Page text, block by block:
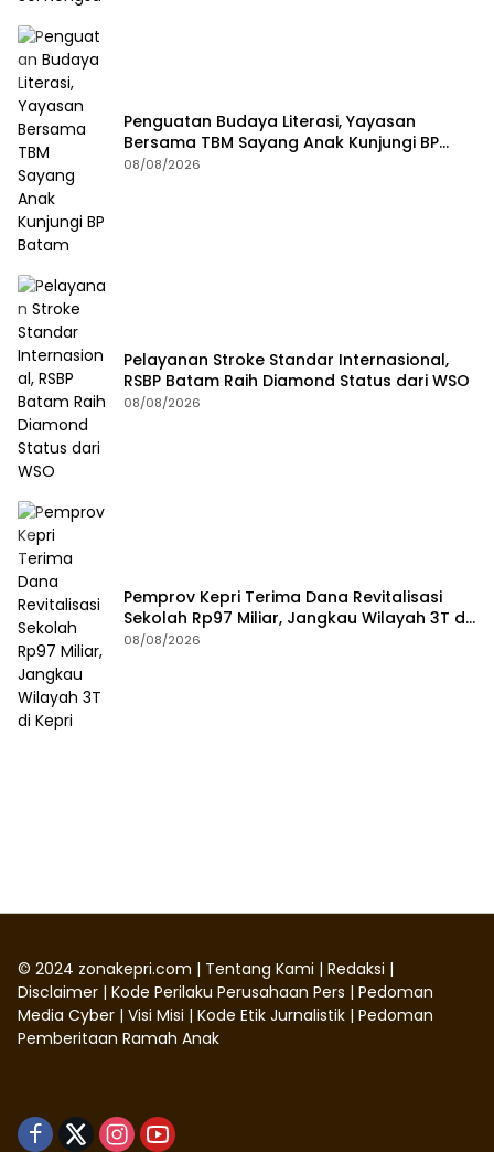
Penguatan Budaya Literasi, Yayasan
Bersama TBM Sayang Anak Kunjungi BP
Batam
08/08/2026
Pelayanan Stroke Standar Internasional,
RSBP Batam Raih Diamond Status dari WSO
08/08/2026
Pemprov Kepri Terima Dana Revitalisasi
Sekolah Rp97 Miliar, Jangkau Wilayah 3T di
Kepri
08/08/2026
© 2024 zonakepri.com | Tentang Kami | Redaksi |
Disclaimer | Kode Perilaku Perusahaan Pers | Pedoman
Media Cyber | Visi Misi | Kode Etik Jurnalistik | Pedoman
Pemberitaan Ramah Anak